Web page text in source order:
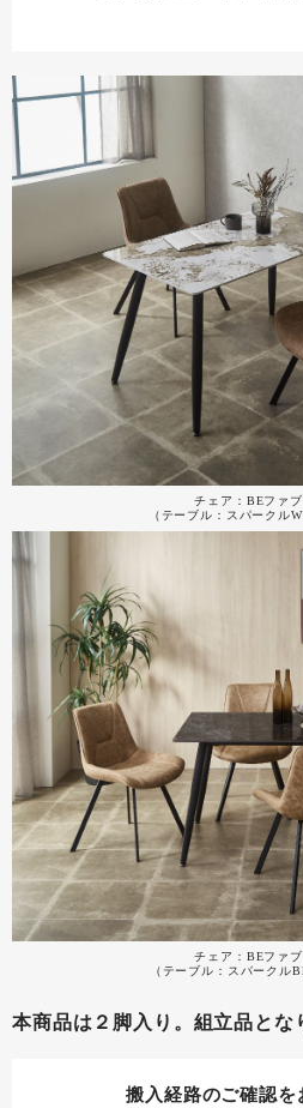
チェア：BEファ
（テーブル：スパークル
チェア：BEファ
（テーブル：スパークル
本商品は２脚入り。組立品とな
搬入経路のご確認を